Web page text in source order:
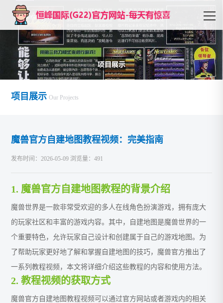
项目展示 Our Projects
魔兽官方自建地图教程视频：完美指南
发布时间：2026-05-09 浏览量：491
1. 魔兽官方自建地图教程的背景介绍
魔兽世界是一款非常受欢迎的多人在线角色扮演游戏，拥有庞大
的玩家社区和丰富的游戏内容。其中，自建地图是魔兽世界的一
个重要特色，允许玩家自己设计和创建属于自己的游戏地图。为
了帮助玩家更好地了解和掌握自建地图的技巧，魔兽官方推出了
一系列教程视频，本文将详细介绍这些教程的内容和使用方法。
2. 教程视频的获取方式
魔兽官方自建地图教程视频可以通过官方网站或者游戏内的相关